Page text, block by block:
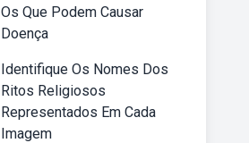
Os Que Podem Causar
Doença
Identifique Os Nomes Dos
Ritos Religiosos
Representados Em Cada
Imagem